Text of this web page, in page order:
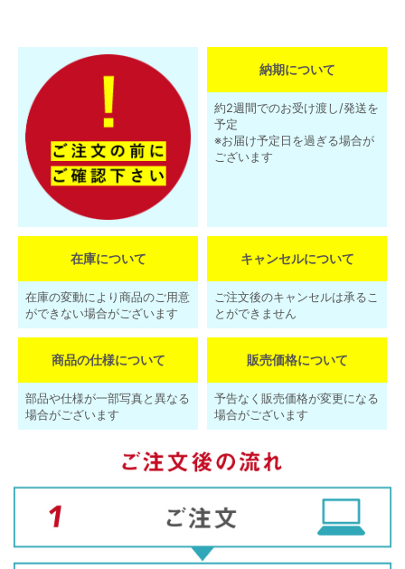
納期について
約2週間でのお受け渡し/発送を
予定
※お届け予定日を過ぎる場合が
ございます
在庫について
在庫の変動により商品のご用意
ができない場合がございます
キャンセルについて
ご注文後のキャンセルは承るこ
とができません
商品の仕様について
部品や仕様が一部写真と異なる
場合がございます
販売価格について
予告なく販売価格が変更になる
場合がございます